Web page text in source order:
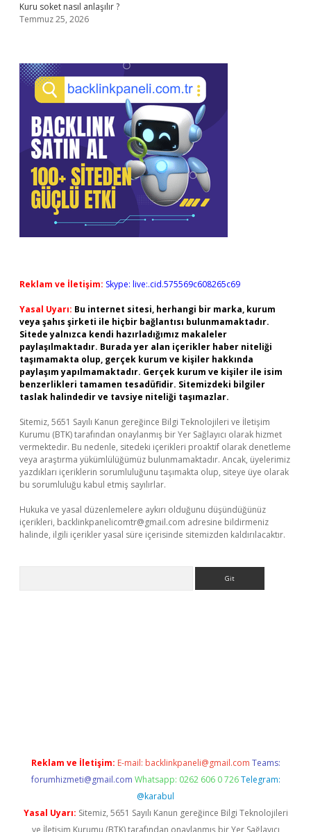
Kuru soket nasıl anlaşılır ?
Temmuz 25, 2026
Reklam ve İletişim: Skype: live:.cid.575569c608265c69
Yasal Uyarı: Bu internet sitesi, herhangi bir marka, kurum
veya şahıs şirketi ile hiçbir bağlantısı bulunmamaktadır.
Sitede yalnızca kendi hazırladığımız makaleler
paylaşılmaktadır. Burada yer alan içerikler haber niteliği
taşımamakta olup, gerçek kurum ve kişiler hakkında
paylaşım yapılmamaktadır. Gerçek kurum ve kişiler ile isim
benzerlikleri tamamen tesadüfidir. Sitemizdeki bilgiler
taslak halindedir ve tavsiye niteliği taşımazlar.
Sitemiz, 5651 Sayılı Kanun gereğince Bilgi Teknolojileri ve İletişim
Kurumu (BTK) tarafından onaylanmış bir Yer Sağlayıcı olarak hizmet
vermektedir. Bu nedenle, sitedeki içerikleri proaktif olarak denetleme
veya araştırma yükümlülüğümüz bulunmamaktadır. Ancak, üyelerimiz
yazdıkları içeriklerin sorumluluğunu taşımakta olup, siteye üye olarak
bu sorumluluğu kabul etmiş sayılırlar.
Hukuka ve yasal düzenlemelere aykırı olduğunu düşündüğünüz
içerikleri, backlinkpanelicomtr@gmail.com adresine bildirmeniz
halinde, ilgili içerikler yasal süre içerisinde sitemizden kaldırılacaktır.
Reklam ve İletişim: E-mail: backlinkpaneli@gmail.com Teams:
forumhizmeti@gmail.com Whatsapp: 0262 606 0 726 Telegram:
@karabul
Yasal Uyarı: Sitemiz, 5651 Sayılı Kanun gereğince Bilgi Teknolojileri
ve İletişim Kurumu (BTK) tarafından onaylanmış bir Yer Sağlayıcı